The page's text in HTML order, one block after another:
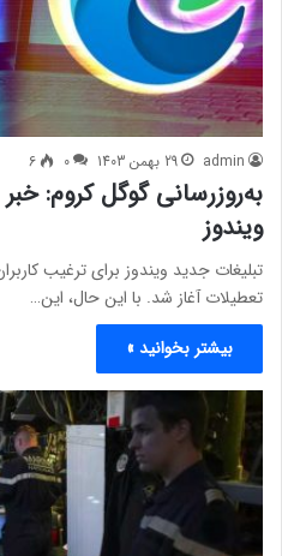
admin 29 بهمن 1403 0
6
به‌روزرسانی گوگل کروم:
ویندوز
تعطیلات آغاز شد. با این حال، این…
بیشتر بخوانید »